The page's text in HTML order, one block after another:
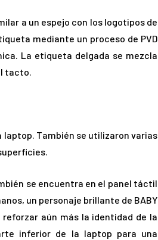
a un espejo con los logotipos de
mediante un proceso de PVD
La etiqueta delgada se mezcla
tacto.
laptop. También se utilizaron varias
se encuentra en el panel táctil
un personaje brillante de BABY
reforzar aún más la identidad de la
inferior de la laptop para una